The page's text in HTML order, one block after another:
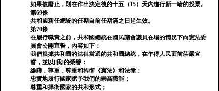
如果被廢止，則在作出決定後的十五（15）天內進行新一輪的投票。
第69條
共和國新任總統的任期自前任期滿之日起生效。
第70條
在履行職責之前，共和國總統在國民議會議員在場的情況下向憲法委
員會公開宣誓，內容如下：
我們根據共和國的法律當選的共和國總統，在乍得人民面前莊嚴宣
誓，並以[我]的榮譽：
維護，尊重，尊重和捍衛《憲法》和法律；
忠實地履行國家賦予我們的崇高職能；
尊重和捍衛國家的共和形式；